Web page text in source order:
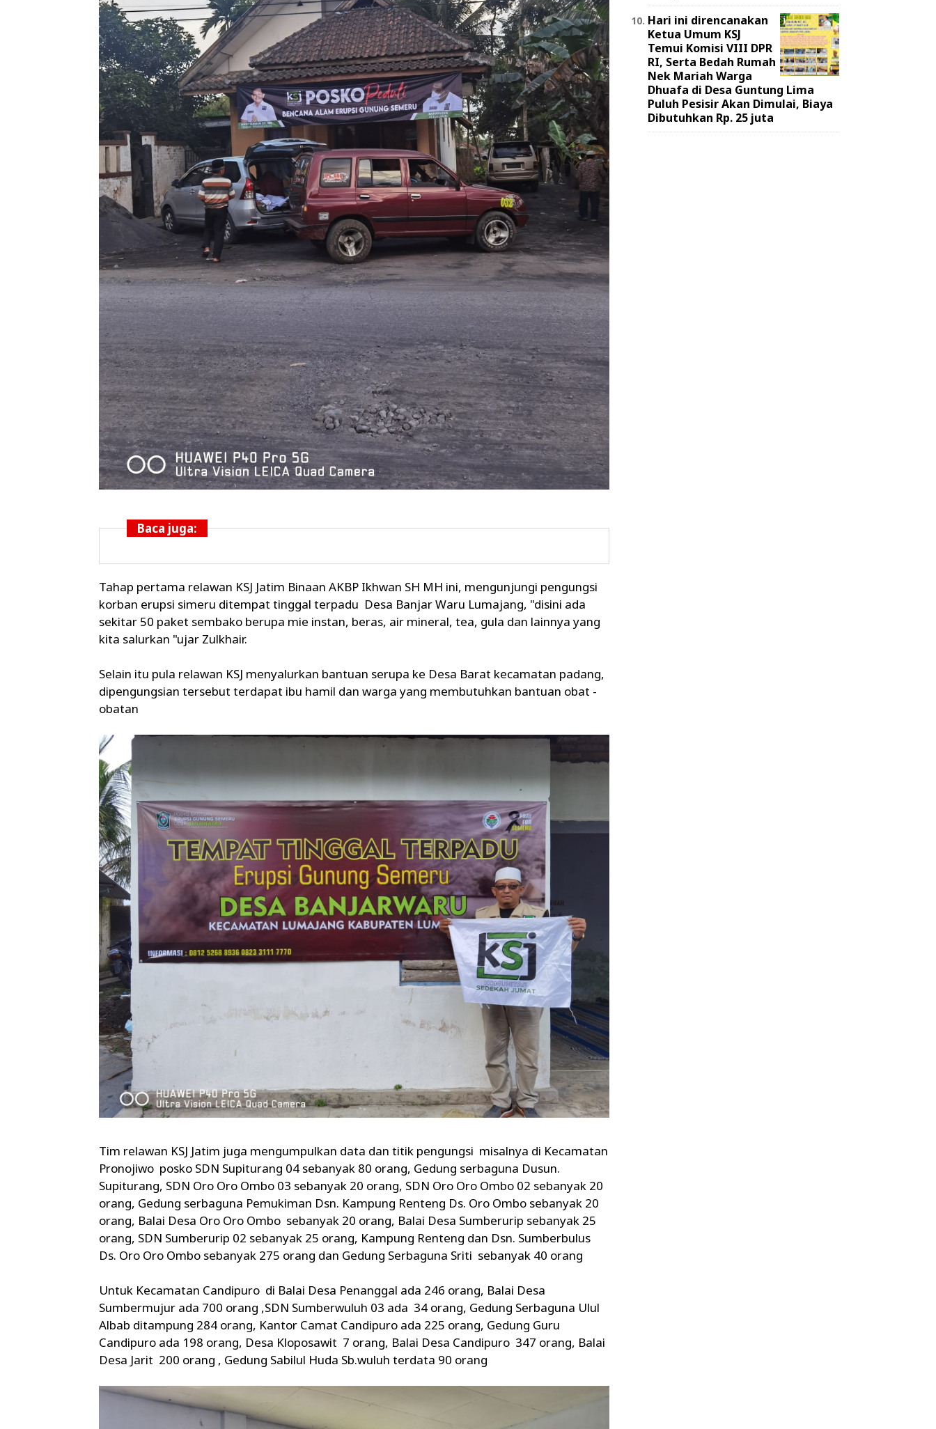
Baca juga:
Tahap pertama relawan KSJ Jatim Binaan AKBP Ikhwan SH MH ini, mengunjungi pengungsi
korban erupsi simeru ditempat tinggal terpadu Desa Banjar Waru Lumajang, "disini ada
sekitar 50 paket sembako berupa mie instan, beras, air mineral, tea, gula dan lainnya yang
kita salurkan "ujar Zulkhair.
Selain itu pula relawan KSJ menyalurkan bantuan serupa ke Desa Barat kecamatan padang,
dipengungsian tersebut terdapat ibu hamil dan warga yang membutuhkan bantuan obat -
obatan
Tim relawan KSJ Jatim juga mengumpulkan data dan titik pengungsi misalnya di Kecamatan
Pronojiwo posko SDN Supiturang 04 sebanyak 80 orang, Gedung serbaguna Dusun.
Supiturang, SDN Oro Oro Ombo 03 sebanyak 20 orang, SDN Oro Oro Ombo 02 sebanyak 20
orang, Gedung serbaguna Pemukiman Dsn. Kampung Renteng Ds. Oro Ombo sebanyak 20
orang, Balai Desa Oro Oro Ombo sebanyak 20 orang, Balai Desa Sumberurip sebanyak 25
orang, SDN Sumberurip 02 sebanyak 25 orang, Kampung Renteng dan Dsn. Sumberbulus
Ds. Oro Oro Ombo sebanyak 275 orang dan Gedung Serbaguna Sriti sebanyak 40 orang
Untuk Kecamatan Candipuro di Balai Desa Penanggal ada 246 orang, Balai Desa
Sumbermujur ada 700 orang ,SDN Sumberwuluh 03 ada 34 orang, Gedung Serbaguna Ulul
Albab ditampung 284 orang, Kantor Camat Candipuro ada 225 orang, Gedung Guru
Candipuro ada 198 orang, Desa Kloposawit 7 orang, Balai Desa Candipuro 347 orang, Balai
Desa Jarit 200 orang , Gedung Sabilul Huda Sb.wuluh terdata 90 orang
Hari ini direncanakan
Ketua Umum KSJ
Temui Komisi VIII DPR
RI, Serta Bedah Rumah
Nek Mariah Warga
Dhuafa di Desa Guntung Lima
Puluh Pesisir Akan Dimulai, Biaya
Dibutuhkan Rp. 25 juta